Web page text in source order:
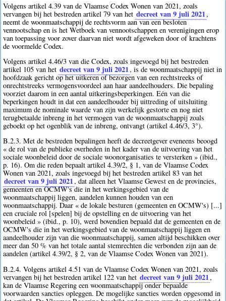
Volgens artikel 4.39 van de Vlaamse Codex Wonen van 2021, zoals
vervangen bij het bestreden artikel 79 van het decreet van 9 juli 2021,
neemt de woonmaatschappij de rechtsvorm aan van een besloten
vennootschap en is het Wetboek van vennootschappen en verenigingen erop
van toepassing voor zover daarvan niet wordt afgeweken door of krachtens
de voormelde Codex.
Volgens artikel 4.46/3 van die Codex, zoals ingevoegd bij het bestreden
artikel 105 van het decreet van 9 juli 2021, is de woonmaatschappij niet in
hoofdzaak gericht op het uitkeren of bezorgen van een rechtstreeks of
onrechtstreeks vermogensvoordeel aan haar aandeelhouders. Die bepaling
voorziet daarom in een aantal uitkeringsbeperkingen. Eén van die
beperkingen houdt in dat een aandeelhouder bij uittreding of uitsluiting
maximum de nominale waarde van zijn werkelijk gestorte en nog niet
terugbetaalde inbreng in het vermogen van de woonmaatschappij zoals
geboekt op het ogenblik van de inbreng, ontvangt (artikel 4.46/3, 3°).
B.2.3. Met de bestreden bepalingen heeft de decreetgever eveneens beoogd
« de rol van de publieke overheden in het kader van de uitvoering van het
sociale woonbeleid door de sociale woonorganisaties te versterken » (ibid.,
p. 16). Om die reden bepaalt artikel 4.39/2, § 1, van de Vlaamse Codex
Wonen van 2021, zoals ingevoegd bij het bestreden artikel 83 van het
decreet van 9 juli 2021, dat alleen het Vlaamse Gewest en de provincies,
gemeenten en OCMW's die in het werkingsgebied van de
woonmaatschappij liggen, aandelen kunnen houden van een
woonmaatschappij. Daar « de lokale besturen (gemeenten en OCMW's) [...]
een cruciale rol [spelen] bij de opstelling en de uitvoering van het
woonbeleid » (ibid., p. 10), werd bovendien bepaald dat de gemeenten en de
OCMW's die in het werkingsgebied van de woonmaatschappij liggen en
aandeelhouder zijn van die woonmaatschappij, samen altijd beschikken over
meer dan 50 % van het totale aantal stemrechten die verbonden zijn aan de
aandelen (artikel 4.39/2, § 2, van de Vlaamse Codex Wonen van 2021).
B.2.4. Volgens artikel 4.51 van de Vlaamse Codex Wonen van 2021, zoals
vervangen bij het bestreden artikel 122 van het decreet van 9 juli 2021,
kan de Vlaamse Regering een woonmaatschappij onder bepaalde
voorwaarden sancties opleggen. De mogelijke sancties worden opgesomd in